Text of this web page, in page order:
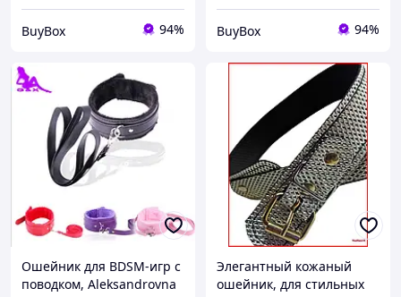
BuyBox 94% BuyBox 94%
Ошейник для BDSM-игр с
поводком, Aleksandrovna
Элегантный кожаный
ошейник, для стильных